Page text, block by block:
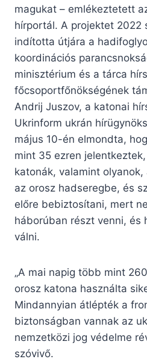
magukat – emlékeztetett
hírportál. A projektet 2022
indította útjára a
koordinációs
minisztérium és a tárca
főcsoportfőnökségének
Andrij Juszov, a katonai
Ukrinform ukrán
május 10-én elmondta,
mint 35 ezren
katonák, valamint
az orosz hadseregbe, és
előre bebiztosítani, mert
háborúban részt venni, és
válni.
„A mai napig több mint
orosz katona használta
Mindannyian átlépték a
biztonságban vannak az
nemzetközi jog védelme
szóvivő.